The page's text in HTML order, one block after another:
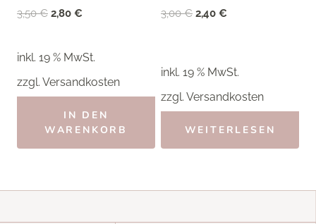
3,50€ Ursprünglicher
3,50 €
2,80 €
2,80 €.
inkl. 19 % MwSt.
zzgl. Versandkosten
IN DEN
WARENKORB
3,00€ Ursprünglicher
2,40 €
inkl. 19 % MwSt.
zzgl. Versandkosten
WEITERLESEN